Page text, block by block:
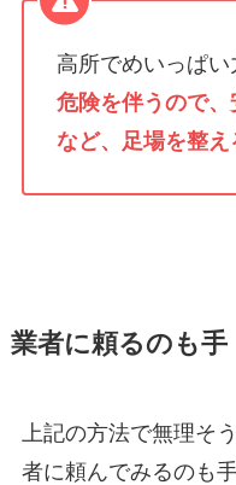
高所でめいっぱ
危険を伴うので、
など、足場を整え
業者に頼るのも手
上記の方法で無理そ
者に頼んでみるのも手